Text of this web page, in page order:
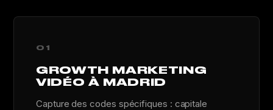
01
GROWTH MARKETING
VIDÉO À MADRID
Capture des codes spécifiques : capitale